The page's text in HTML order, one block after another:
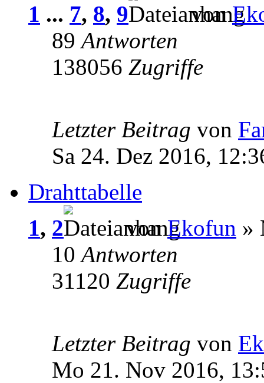
1 ... 7, 8, 9 von
89Antworten
138056 Zugriffe
Letzter Beitrag von
Sa 24. Dez 2016,
Drahttabelle
1, 2 vonEkofun »
10Antworten
31120 Zugriffe
Letzter Beitrag von
Mo 21. Nov 2016,